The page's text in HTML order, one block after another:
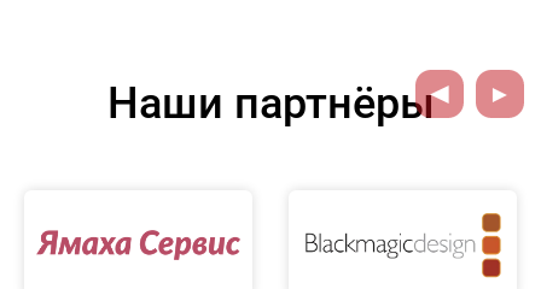
Наши партнёры